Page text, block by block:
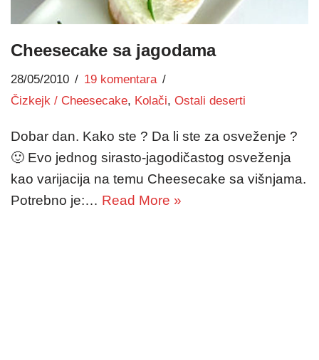
Cheesecake sa jagodama
28/05/2010
19 komentara
Čizkejk / Cheesecake, Kolači, Ostali deserti
Dobar dan. Kako ste ? Da li ste za osveženje ?
🙂 Evo jednog sirasto-jagodičastog osveženja
kao varijacija na temu Cheesecake sa višnjama.
Potrebno je:… Read More »